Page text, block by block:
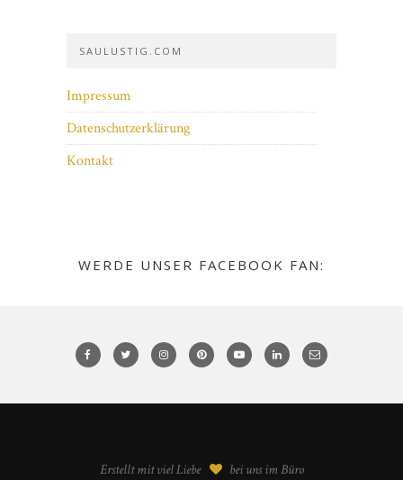
SAULUSTIG.COM
Impressum
Datenschutzerklärung
Kontakt
WERDE UNSER FACEBOOK FAN:
Erstellt mit viel Liebe bei uns im Büro